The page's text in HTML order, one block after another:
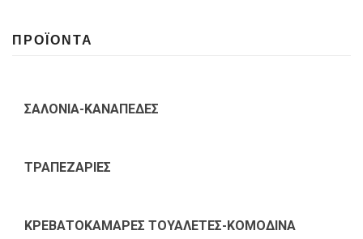
ΠΡΟΪΟΝΤΑ
ΣΑΛΟΝΙΑ-ΚΑΝΑΠΕΔΕΣ
ΤΡΑΠΕΖΑΡΙΕΣ
ΚΡΕΒΑΤΟΚΑΜΑΡΕΣ ΤΟΥΑΛΕΤΕΣ-ΚΟΜΟΔΙΝΑ